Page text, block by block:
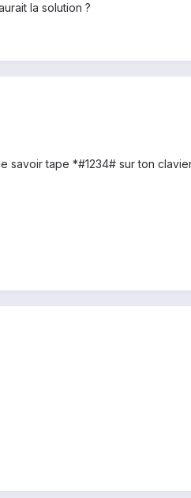
la solution ?
savoir tape *#1234# sur ton